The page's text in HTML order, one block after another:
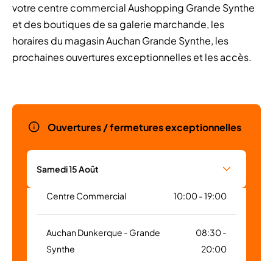
votre centre commercial Aushopping Grande Synthe
et des boutiques de sa galerie marchande, les
horaires du magasin Auchan Grande Synthe, les
prochaines ouvertures exceptionnelles et les accès.
Ouvertures / fermetures exceptionnelles
Samedi 15 Août
Centre Commercial 10:00 - 19:00
Auchan Dunkerque - Grande
Synthe
08:30 -
20:00